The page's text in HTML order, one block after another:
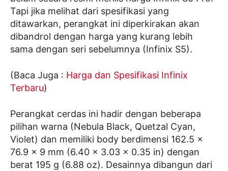
Tapi jika melihat dari spesifikasi yang
ditawarkan, perangkat ini diperkirakan akan
dibandrol dengan harga yang kurang lebih
sama dengan seri sebelumnya (Infinix S5).
(Baca Juga : Harga dan Spesifikasi Infinix
Terbaru)
Perangkat cerdas ini hadir dengan beberapa
pilihan warna (Nebula Black, Quetzal Cyan,
Violet) dan memiliki body berdimensi 162.5 x
76.9 x 9 mm (6.40 x 3.03 x 0.35 in) dengan
berat 195 g (6.88 oz). Desainnya dibangun dari